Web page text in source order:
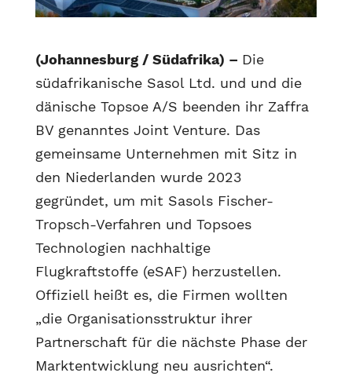
(Johannesburg / Südafrika) – Die
südafrikanische Sasol Ltd. und und die
dänische Topsoe A/S beenden ihr Zaffra
BV genanntes Joint Venture. Das
gemeinsame Unternehmen mit Sitz in
den Niederlanden wurde 2023
gegründet, um mit Sasols Fischer-
Tropsch-Verfahren und Topsoes
Technologien nachhaltige
Flugkraftstoffe (eSAF) herzustellen.
Offiziell heißt es, die Firmen wollten
„die Organisationsstruktur ihrer
Partnerschaft für die nächste Phase der
Marktentwicklung neu ausrichten“.